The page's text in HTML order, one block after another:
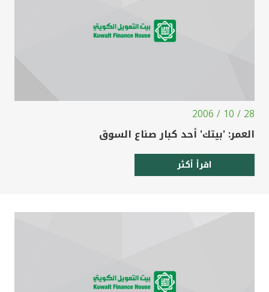
28 / 10 / 2006
العمر: 'بيتك' أحد كبار صناع السوق
اقرأ أكثر